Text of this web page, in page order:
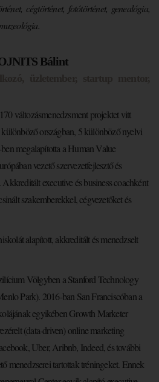
cégtörténet, fotótörténet, genealógia,
Bálint
változásmenedzsment projektet vitt
országban, 5 különböző nyelvi
megalapította a Human Value
vezető szervezetfejlesztő és
executive és business coachként
szakemberekkel, cégvezetőket és
alapított, akkreditált és menedzselt
Völgyben a Stanford Technology
Park). 2016-ban San Franciscóban a
egyikében Growth Marketer
(data-driven) online marketing
Uber, Aribnb, Indeed, és további
menedzserei tartottak tréningeket. Ennek